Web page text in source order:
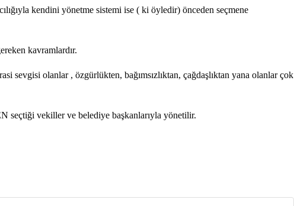
kendini yönetme sistemi ise ( ki öyledir) önceden seçmene
kavramlardır.
sevgisi olanlar , özgürlükten, bağımsızlıktan, çağdaşlıktan yana olanlar çok
seçtiği vekiller ve belediye başkanlarıyla yönetilir.